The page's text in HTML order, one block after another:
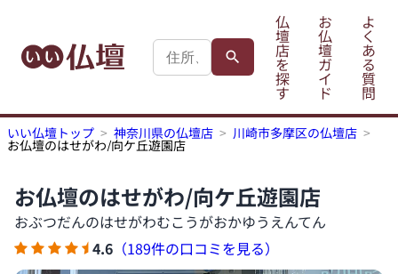
仏
壇
店
を
探
す
お
仏
壇
ガ
イ
ド
よ
く
あ
る
質
問
いい仏壇トップ 神奈川県の仏壇店 川崎市多摩区の仏壇店
お仏壇のはせがわ/向ケ丘遊園店
お仏壇のはせがわ/向ケ丘遊園店
おぶつだんのはせがわむこうがおかゆうえんてん
4.6 （189件の口コミを見る）